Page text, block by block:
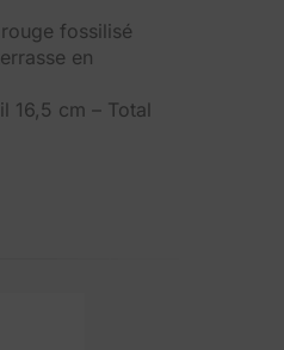
fossilisé
en
16,5 cm – Total